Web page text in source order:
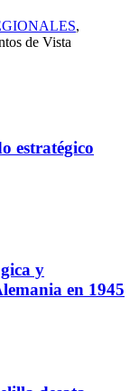
,
de Vista
estratégico
y
en 1945